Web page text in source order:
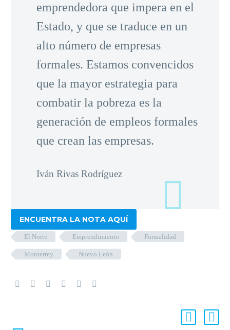
emprendedora que impera en el
Estado, y que se traduce en un
alto número de empresas
formales. Estamos convencidos
que la mayor estrategia para
combatir la pobreza es la
generación de empleos formales
que crean las empresas.
Iván Rivas Rodríguez
ENCUENTRA LA NOTA AQUÍ
El Norte Emprendimiento Formalidad
Monterrey Nuevo León